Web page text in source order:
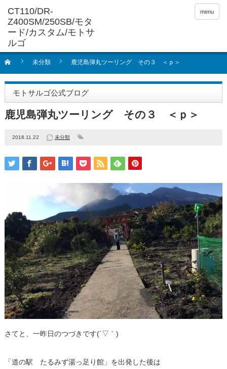
menu
未分類 鹿児島弾丸ツーリング その３ ＜ｐ＞
モトサルゴ公式ブログ
鹿児島弾丸ツーリング その３ ＜ｐ＞
2018.11.22 未分類
さてと、一昨日のつづきです(´▽｀)
「道の駅 たるみず湯っ足り館」を出発した後は